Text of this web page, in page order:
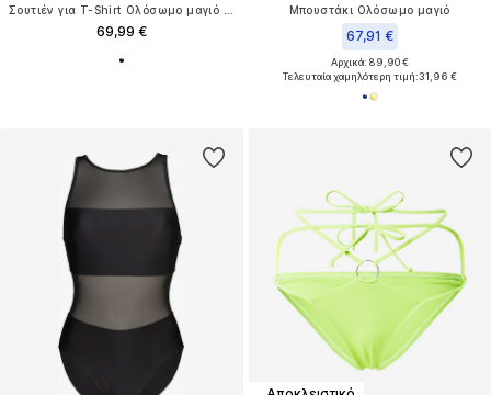
69,99 €
Μπουστάκι Ολόσωμο μαγιό
67,91 €
Αρχικά: 89,90 €
Τελευταία χαμηλότερη τιμή:31,96 €